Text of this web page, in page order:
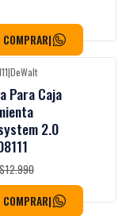
COMPRAR|
|DeWalt
Para Caja
2.0
$12.990
COMPRAR|